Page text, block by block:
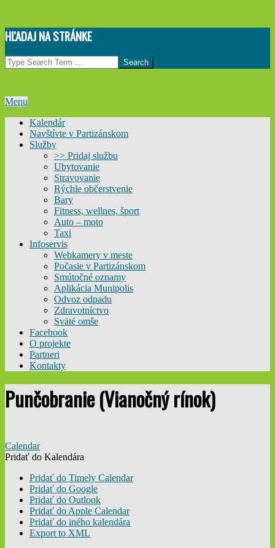
Skip
to
content
HĽADAJ NA STRÁNKE
Search
Primary
Menu
Menu
Kalendár
Navštívte v Partizánskom
Služby
>> Pridaj službu
Ubytovanie
Stravovanie
Rýchle občerstvenie
Bary
Fitness, wellnes, šport
Auto – moto
Taxi
Infoservis
Webkamery v meste
Počasie v Partizánskom
Smútočné oznamy
Aplikácia Munipolis
Odvoz odpadu
Zdravotníctvo
Sväté omše
Facebook
O projekte
Partneri
Kontakty
Punčobranie (Vianočný rínok)
Calendar
Pridať do Kalendára
Pridať do Timely Calendar
Pridať do Google
Pridať do Outlook
Pridať do Apple Calendar
Pridať do iného kalendára
Export to XML